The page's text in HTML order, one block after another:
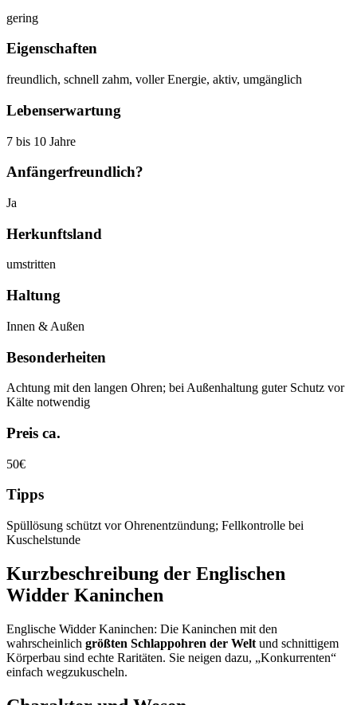
gering
Eigenschaften
freundlich, schnell zahm, voller Energie, aktiv, umgänglich
Lebenserwartung
7 bis 10 Jahre
Anfängerfreundlich?
Ja
Herkunftsland
umstritten
Haltung
Innen & Außen
Besonderheiten
Achtung mit den langen Ohren; bei Außenhaltung guter Schutz vor
Kälte notwendig
Preis ca.
50€
Tipps
Spüllösung schützt vor Ohrenentzündung; Fellkontrolle bei
Kuschelstunde
Kurzbeschreibung der Englischen
Widder Kaninchen
Englische Widder Kaninchen: Die Kaninchen mit den
wahrscheinlich größten Schlappohren der Welt und schnittigem
Körperbau sind echte Raritäten. Sie neigen dazu, „Konkurrenten“
einfach wegzukuscheln.